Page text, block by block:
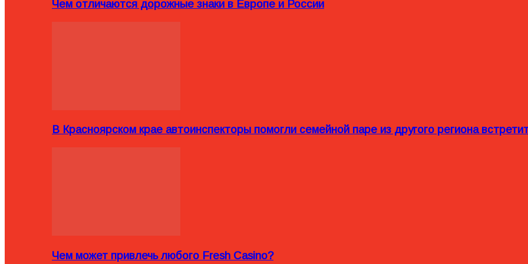
Чем отличаются дорожные знаки в Европе и России
В Красноярском крае автоинспекторы помогли семейной паре из другого региона
Чем может привлечь любого Fresh Casino?